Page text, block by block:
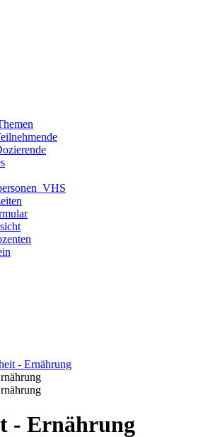
- Ernährung
- Ernährung